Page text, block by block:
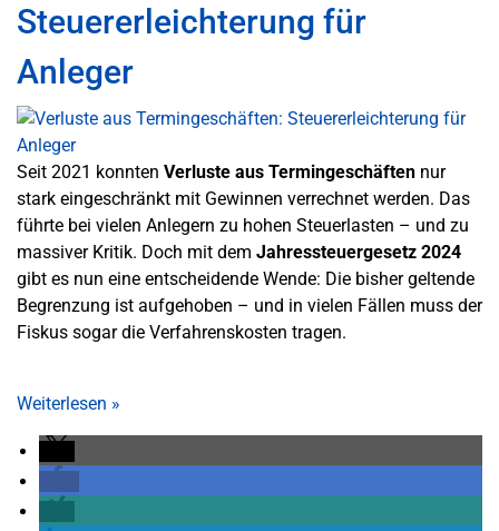
Steuererleichterung für
Anleger
Seit 2021 konnten Verluste aus Termingeschäften nur
stark eingeschränkt mit Gewinnen verrechnet werden. Das
führte bei vielen Anlegern zu hohen Steuerlasten – und zu
massiver Kritik. Doch mit dem Jahressteuergesetz 2024
gibt es nun eine entscheidende Wende: Die bisher geltende
Begrenzung ist aufgehoben – und in vielen Fällen muss der
Fiskus sogar die Verfahrenskosten tragen.
Weiterlesen »